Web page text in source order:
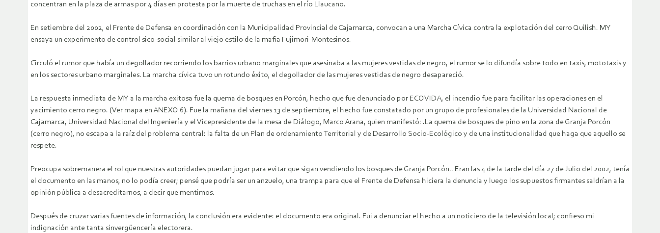
concentran en la plaza de armas por 4 días en protesta por la muerte de truchas en el río Llaucano.
En setiembre del 2002, el Frente de Defensa en coordinación con la Municipalidad Provincial de Cajamarca, convocan a una Marcha Cívica contra la explotación del cerro Quilish. MY
ensaya un experimento de control sico-social similar al viejo estilo de la mafia Fujimori-Montesinos.
Circuló el rumor que había un degollador recorriendo los barrios urbano marginales que asesinaba a las mujeres vestidas de negro, el rumor se lo difundía sobre todo en taxis, mototaxis y
en los sectores urbano marginales. La marcha cívica tuvo un rotundo éxito, el degollador de las mujeres vestidas de negro desapareció.
La respuesta inmediata de MY a la marcha exitosa fue la quema de bosques en Porcón, hecho que fue denunciado por ECOVIDA, el incendio fue para facilitar las operaciones en el
yacimiento cerro negro. (Ver mapa en ANEXO 6). Fue la mañana del viernes 13 de septiembre, el hecho fue constatado por un grupo de profesionales de la Universidad Nacional de
Cajamarca, Universidad Nacional del Ingeniería y el Vicepresidente de la mesa de Diálogo, Marco Arana, quien manifestó: .La quema de bosques de pino en la zona de Granja Porcón
(cerro negro), no escapa a la raíz del problema central: la falta de un Plan de ordenamiento Territorial y de Desarrollo Socio-Ecológico y de una institucionalidad que haga que aquello se
respete.
Preocupa sobremanera el rol que nuestras autoridades puedan jugar para evitar que sigan vendiendo los bosques de Granja Porcón.. Eran las 4 de la tarde del día 27 de Julio del 2002, tenía
el documento en las manos, no lo podía creer; pensé que podría ser un anzuelo, una trampa para que el Frente de Defensa hiciera la denuncia y luego los supuestos firmantes saldrían a la
opinión pública a desacreditarnos, a decir que mentimos.
Después de cruzar varias fuentes de información, la conclusión era evidente: el documento era original. Fui a denunciar el hecho a un noticiero de la televisión local; confieso mi
indignación ante tanta sinvergüencería electorera.